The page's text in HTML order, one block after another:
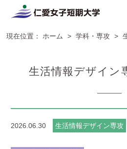
現在位置： ホーム > 学科・専攻 >
生活情報デザイン
2026.06.30 生活情報デザイン専攻